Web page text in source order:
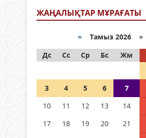
ЖАҢАЛЫҚТАР МҰРАҒАТЫ
« Тамыз 2026 »
Дс
Сс Ср Бс Жм
3
4 5 6 7
10
11 12 13 14
17
18 19 20 21